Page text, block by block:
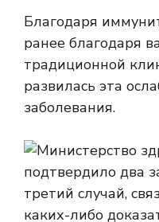
Благодаря
ранее благодаря
традиционной
развилась эта
заболевания.